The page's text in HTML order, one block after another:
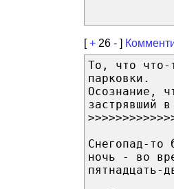
[+ 26 - ]
То, что что-
парковки.
Осознание,
застрявший
Снегопад-то
ночь - во
пятнадцать-